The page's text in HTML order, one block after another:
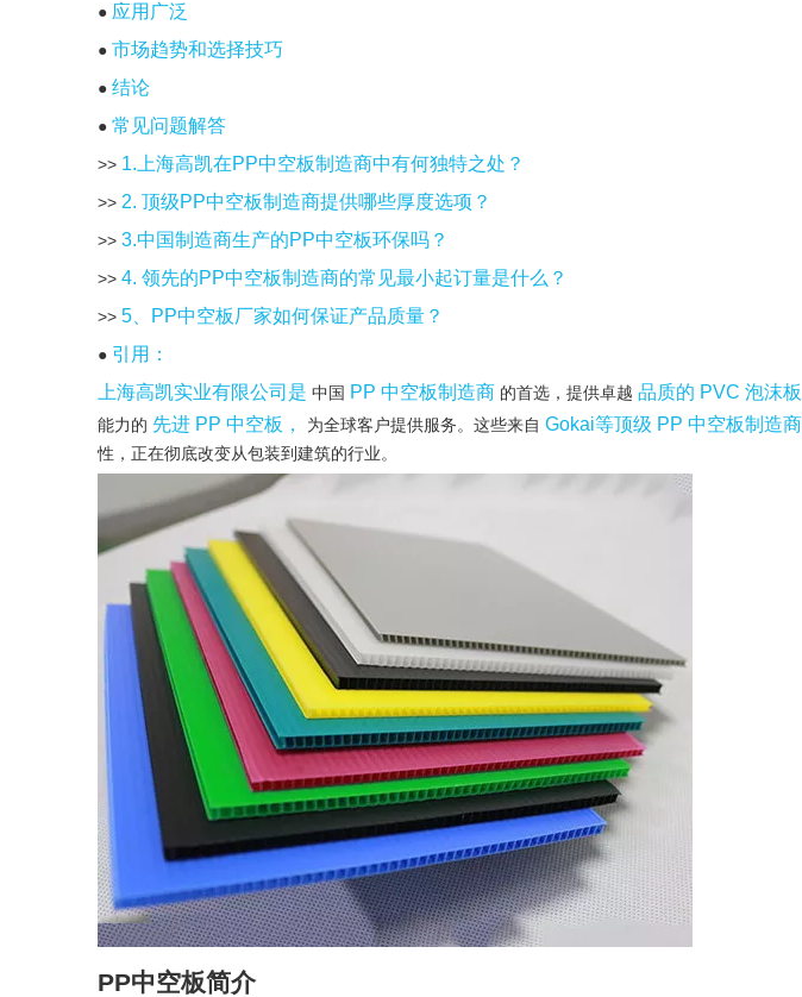
● 应用广泛
● 市场趋势和选择技巧
● 结论
● 常见问题解答
>> 1.上海高凯在PP中空板制造商中有何独特之处？
>> 2. 顶级PP中空板制造商提供哪些厚度选项？
>> 3.中国制造商生产的PP中空板环保吗？
>> 4. 领先的PP中空板制造商的常见最小起订量是什么？
>> 5、PP中空板厂家如何保证产品质量？
● 引用：
上海高凯实业有限公司是 中国 PP 中空板制造商 的首选，提供卓越 品质的 PVC 泡沫板
能力的 先进 PP 中空板， 为全球客户提供服务。这些来自 Gokai等顶级 PP 中空板制造
性，正在彻底改变从包装到建筑的行业。
PP中空板简介